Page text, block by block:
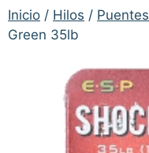
Inicio / Hilos / Puentes
Green 35lb